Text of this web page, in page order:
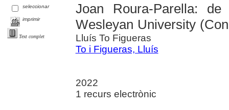
seleccionar
imprimir
Text complet
Joan Roura-Parella:
Wesleyan University
Lluís To Figueras
To i Figueras, Lluís
2022
1 recurs electrònic